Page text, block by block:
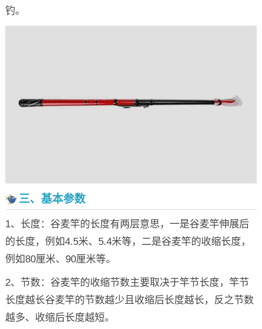
钓。
三、基本参数
1、长度：谷麦竿的长度有两层意思，一是谷麦竿伸展后
的长度，例如4.5米、5.4米等，二是谷麦竿的收缩长度，
例如80厘米、90厘米等。
2、节数：谷麦竿的收缩节数主要取决于竿节长度，竿节
长度越长谷麦竿的节数越少且收缩后长度越长，反之节数
越多、收缩后长度越短。